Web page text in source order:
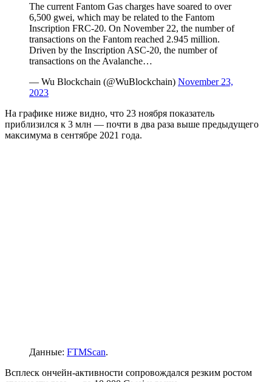
The current Fantom Gas charges have soared to over
6,500 gwei, which may be related to the Fantom
Inscription FRC-20. On November 22, the number of
transactions on the Fantom reached 2.945 million.
Driven by the Inscription ASC-20, the number of
transactions on the Avalanche…
— Wu Blockchain (@WuBlockchain) November 23,
2023
На графике ниже видно, что 23 ноября показатель
приблизился к 3 млн — почти в два раза выше предыдущего
максимума в сентябре 2021 года.
Данные: FTMScan.
Всплеск ончейн-активности сопровождался резким ростом